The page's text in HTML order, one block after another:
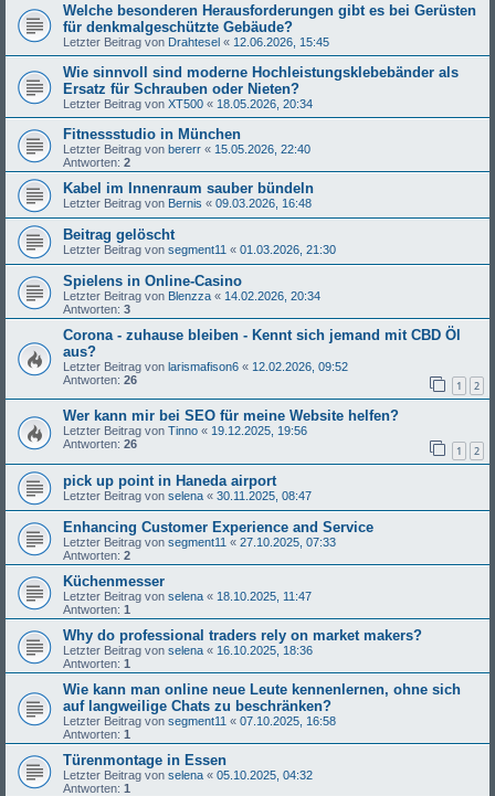
Welche besonderen Herausforderungen gibt es bei Gerüsten
für denkmalgeschützte Gebäude?
Letzter Beitrag von Drahtesel « 12.06.2026, 15:45
Wie sinnvoll sind moderne Hochleistungsklebebänder als
Ersatz für Schrauben oder Nieten?
Letzter Beitrag von XT500 « 18.05.2026, 20:34
Fitnessstudio in München
Letzter Beitrag von bererr « 15.05.2026, 22:40
Antworten: 2
Kabel im Innenraum sauber bündeln
Letzter Beitrag von Bernis « 09.03.2026, 16:48
Beitrag gelöscht
Letzter Beitrag von segment11 « 01.03.2026, 21:30
Spielens in Online-Casino
Letzter Beitrag von Blenzza « 14.02.2026, 20:34
Antworten: 3
Corona - zuhause bleiben - Kennt sich jemand mit CBD Öl
aus?
Letzter Beitrag von larismafison6 « 12.02.2026, 09:52
Antworten: 26 1 2
Wer kann mir bei SEO für meine Website helfen?
Letzter Beitrag von Tinno « 19.12.2025, 19:56
Antworten: 26 1 2
pick up point in Haneda airport
Letzter Beitrag von selena « 30.11.2025, 08:47
Enhancing Customer Experience and Service
Letzter Beitrag von segment11 « 27.10.2025, 07:33
Antworten: 2
Küchenmesser
Letzter Beitrag von selena « 18.10.2025, 11:47
Antworten: 1
Why do professional traders rely on market makers?
Letzter Beitrag von selena « 16.10.2025, 18:36
Antworten: 1
Wie kann man online neue Leute kennenlernen, ohne sich
auf langweilige Chats zu beschränken?
Letzter Beitrag von segment11 « 07.10.2025, 16:58
Antworten: 1
Türenmontage in Essen
Letzter Beitrag von selena « 05.10.2025, 04:32
Antworten: 1